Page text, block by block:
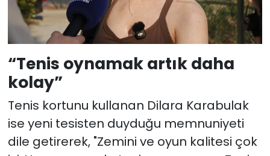
“Tenis oynamak artık daha
kolay”
Tenis kortunu kullanan Dilara Karabulak
ise yeni tesisten duyduğu memnuniyeti
dile getirerek, "Zemini ve oyun kalitesi çok